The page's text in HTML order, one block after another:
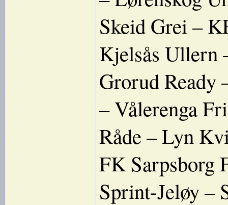
Skeid Grei –
Kjelsås Ullern
Grorud Ready
– Vålerenga
Råde – Lyn
FK Sarpsborg
Sprint-Jeløy –